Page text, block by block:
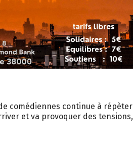
comédiennes continue à répèter
et va provoquer des tensions,